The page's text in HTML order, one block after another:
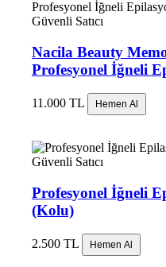
Güvenli Satıcı
Nacila Beauty
Profesyonel İğneli
11.000 TL Hemen Al
Güvenli Satıcı
Profesyonel İğneli
(Kolu)
2.500 TL Hemen Al